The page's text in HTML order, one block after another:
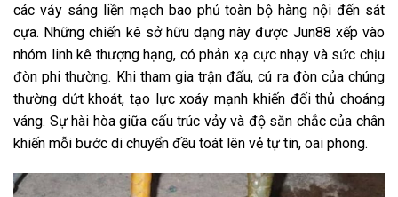
các vảy sáng liền mạch bao phủ toàn bộ hàng nội đến sát
cựa. Những chiến kê sở hữu dạng này được Jun88 xếp vào
nhóm linh kê thượng hạng, có phản xạ cực nhạy và sức chịu
đòn phi thường. Khi tham gia trận đấu, cú ra đòn của chúng
thường dứt khoát, tạo lực xoáy mạnh khiến đối thủ choáng
váng. Sự hài hòa giữa cấu trúc vảy và độ săn chắc của chân
khiến mỗi bước di chuyển đều toát lên vẻ tự tin, oai phong.